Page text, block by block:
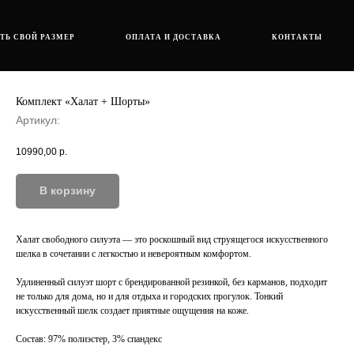
СВОЙ РАЗМЕР ОПЛАТА И ДОСТАВКА КОНТАКТЫ
Комплект «Халат + Шорты»
Артикул:
10990,00 р.
В корзину
Халат свободного силуэта — это роскошный вид струящегося искусственного
шелка в сочетании с легкостью и невероятным комфортом.
Удлиненный силуэт шорт с брендированной резинкой, без карманов, подходит
не только для дома, но и для отдыха и городских прогулок. Тонкий
искусственный шелк создает приятные ощущения на коже.
Состав: 97% полиэстер, 3% спандекс